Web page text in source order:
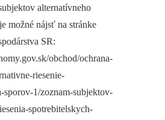
alternatívneho
možné nájsť na stránke
SR:
obchod/ochrana-
riesenie-
sporov-1/zoznam-subjektov-
spotrebitelskych-